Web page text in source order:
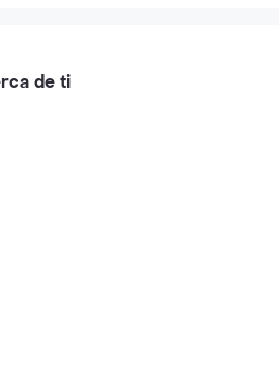
de ti